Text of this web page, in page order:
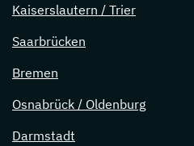
Kaiserslautern / Trier
Saarbrücken
Bremen
Osnabrück / Oldenburg
Darmstadt